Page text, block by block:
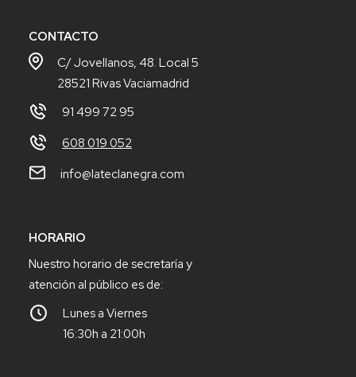
CONTACTO
C/ Jovellanos, 48. Local 5
28521 Rivas Vaciamadrid
91 499 72 95
608 019 052
info@lateclanegra.com
HORARIO
Nuestro horario de secretaría y
atención al público es de:
Lunes a Viernes
16:30h a 21:00h